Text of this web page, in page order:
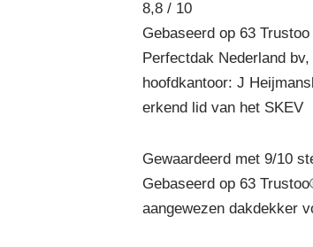
8,8 / 10
Gebaseerd op 63
Perfectdak Nederland bv,
hoofdkantoor: J
erkend lid van het SKEV
Gewaardeerd met 9/10
Gebaseerd op 63
aangewezen dakdekker